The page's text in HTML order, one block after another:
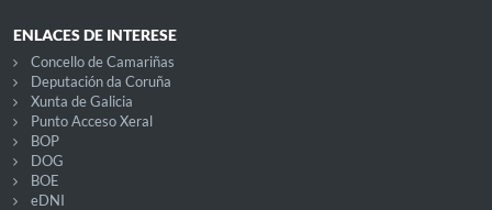
ENLACES DE INTERESE
Concello de Camariñas
Deputación da Coruña
Xunta de Galicia
Punto Acceso Xeral
BOP
DOG
BOE
eDNI